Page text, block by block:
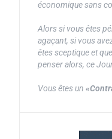
économique sans
Alors si vous êtes
agaçant, si vous
êtes sceptique et
penser alors, ce
Vous êtes un